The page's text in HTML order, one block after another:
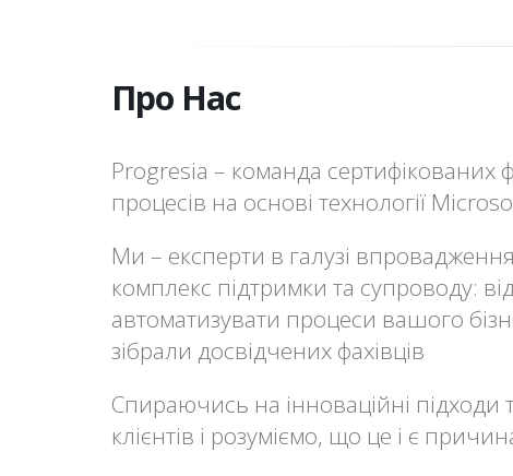
Про Нас
Progresia – команда сертифікованих
процесів на основі технології
Ми – експерти в галузі
комплекс підтримки та супроводу:
автоматизувати процеси вашого
зібрали досвідчених фахівців
Спираючись на інноваційні підходи
клієнтів і розуміємо, що це і є